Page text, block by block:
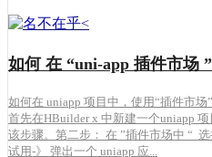
如何 在 “uni-app 插件市场
如何在 uniapp 项目中，使用“插件市场
首先在HBuilder x 中新建一个uniapp
该步骤。第二步： 在 ”插件市场中 “
试用-》 弹出一个 uniapp 应...